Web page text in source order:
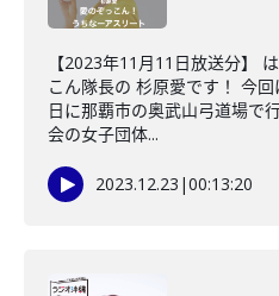
【2023年11月11日放送分】
こん隊長の 杉原愛です！ 今
日に那覇市の奥武山弓道場で
会の女子団体...
2023.12.23 |00:13:20